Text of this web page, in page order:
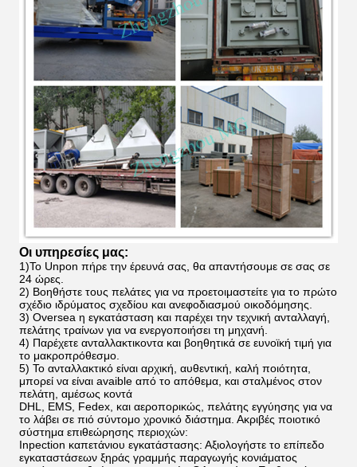
Οι υπηρεσίες μας:
1)Το Unpon πήρε την έρευνά σας, θα απαντήσουμε σε σας σε
24 ώρες.
2) Βοηθήστε τους πελάτες για να προετοιμαστείτε για το πρώτο
σχέδιο ιδρύματος σχεδίου και ανεφοδιασμού οικοδόμησης.
3) Oversea η εγκατάσταση και παρέχει την τεχνική ανταλλαγή,
πελάτης τραίνων για να ενεργοποιήσει τη μηχανή.
4) Παρέχετε ανταλλακτικοντα και βοηθητικά σε ευνοϊκή τιμή για
το μακροπρόθεσμο.
5) Το ανταλλακτικό είναι αρχική, αυθεντική, καλή ποιότητα,
μπορεί να είναι avaible από το απόθεμα, και σταλμένος στον
πελάτη, αμέσως κοντά
DHL, EMS, Fedex, και αεροπορικώς, πελάτης εγγύησης για να
το λάβει σε πιό σύντομο χρονικό διάστημα. Ακριβές ποιοτικό
σύστημα επιθεώρησης περιοχών:
Inpection καπετάνιου εγκατάστασης: Αξιολογήστε το επίπεδο
εγκαταστάσεων ξηράς γραμμής παραγωγής κονιάματος